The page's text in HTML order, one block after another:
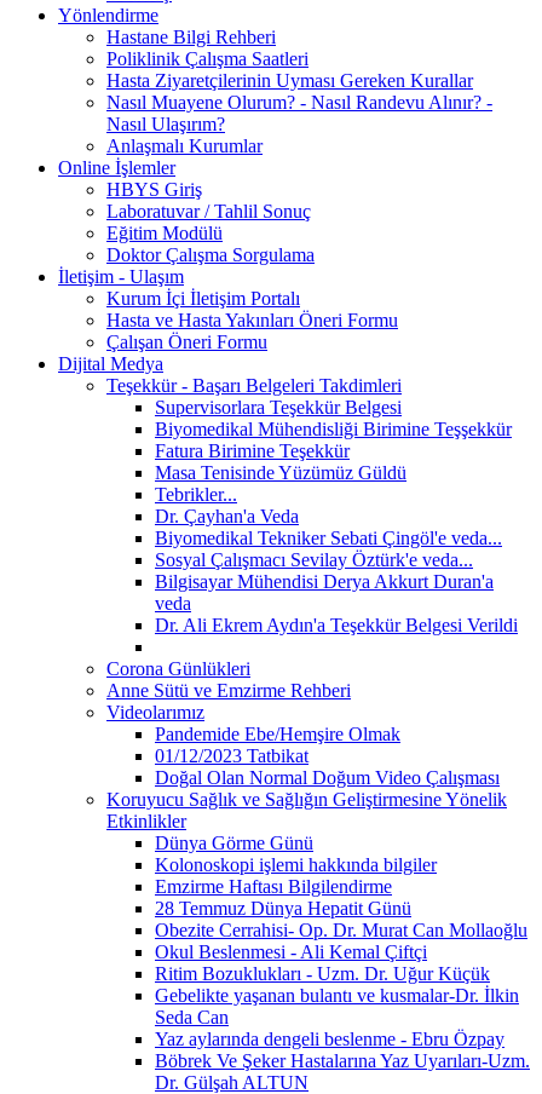
Yönlendirme
Hastane Bilgi Rehberi
Poliklinik Çalışma Saatleri
Hasta Ziyaretçilerinin Uyması Gereken Kurallar
Nasıl Muayene Olurum? - Nasıl Randevu Alınır? -
Nasıl Ulaşırım?
Anlaşmalı Kurumlar
Online İşlemler
HBYS Giriş
Laboratuvar / Tahlil Sonuç
Eğitim Modülü
Doktor Çalışma Sorgulama
İletişim - Ulaşım
Kurum İçi İletişim Portalı
Hasta ve Hasta Yakınları Öneri Formu
Çalışan Öneri Formu
Dijital Medya
Teşekkür - Başarı Belgeleri Takdimleri
Supervisorlara Teşekkür Belgesi
Biyomedikal Mühendisliği Birimine Teşşekkür
Fatura Birimine Teşekkür
Masa Tenisinde Yüzümüz Güldü
Tebrikler...
Dr. Çayhan'a Veda
Biyomedikal Tekniker Sebati Çingöl'e veda...
Sosyal Çalışmacı Sevilay Öztürk'e veda...
Bilgisayar Mühendisi Derya Akkurt Duran'a
veda
Dr. Ali Ekrem Aydın'a Teşekkür Belgesi Verildi
Corona Günlükleri
Anne Sütü ve Emzirme Rehberi
Videolarımız
Pandemide Ebe/Hemşire Olmak
01/12/2023 Tatbikat
Doğal Olan Normal Doğum Video Çalışması
Koruyucu Sağlık ve Sağlığın Geliştirmesine Yönelik
Etkinlikler
Dünya Görme Günü
Kolonoskopi işlemi hakkında bilgiler
Emzirme Haftası Bilgilendirme
28 Temmuz Dünya Hepatit Günü
Obezite Cerrahisi- Op. Dr. Murat Can Mollaoğlu
Okul Beslenmesi - Ali Kemal Çiftçi
Ritim Bozuklukları - Uzm. Dr. Uğur Küçük
Gebelikte yaşanan bulantı ve kusmalar-Dr. İlkin
Seda Can
Yaz aylarında dengeli beslenme - Ebru Özpay
Böbrek Ve Şeker Hastalarına Yaz Uyarıları-Uzm.
Dr. Gülşah ALTUN